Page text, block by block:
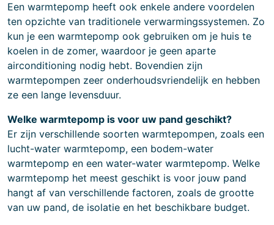
Een warmtepomp heeft ook enkele andere voordelen
ten opzichte van traditionele verwarmingssystemen. Zo
kun je een warmtepomp ook gebruiken om je huis te
koelen in de zomer, waardoor je geen aparte
airconditioning nodig hebt. Bovendien zijn
warmtepompen zeer onderhoudsvriendelijk en hebben
ze een lange levensduur.
Welke warmtepomp is voor uw pand geschikt?
Er zijn verschillende soorten warmtepompen, zoals een
lucht-water warmtepomp, een bodem-water
warmtepomp en een water-water warmtepomp. Welke
warmtepomp het meest geschikt is voor jouw pand
hangt af van verschillende factoren, zoals de grootte
van uw pand, de isolatie en het beschikbare budget.